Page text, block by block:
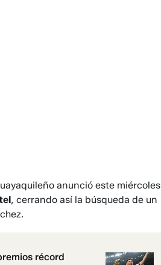
anunció este miércoles
, cerrando así la búsqueda de un
récord